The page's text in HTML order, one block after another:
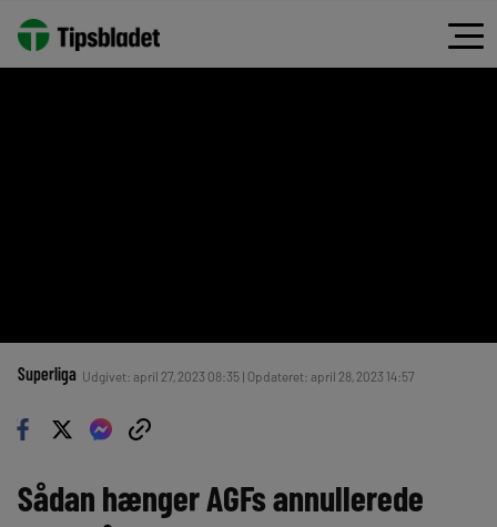
Superliga Udgivet: april 27, 2023 08:35 | Opdateret: april 28, 2023 14:57
Sådan hænger AGFs annullerede